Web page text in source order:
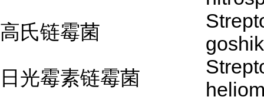
高氏链霉菌
日光霉素链霉菌